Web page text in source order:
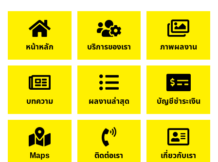
หน้าหลัก บริการของเรา ภาพผลงาน
บทความ ผลงานล่าสุด บัญชีชำระเงิน
Maps ติดต่อเรา เกี่ยวกับเรา